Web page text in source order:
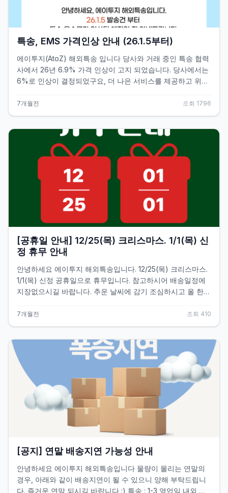
특송, EMS 가격인상 안내 (26.1.5부터)
에이투지(AtoZ) 해외특송 입니다 당사와 거래 중인 특송 협력
사에서 26년 6.9% 가격 인상이 고지 되었습니다. 당사에서는
6%로 인상이 결정되었구요, 더 나은 서비스를 제공하고 위해
적되어 부득이하게 할인 제공이 중단되며, 다른 지역의 할인도
총 요금의 10% &rarr; 우편요금의 10%로 변경됩니다 양해 부
- 특송 : 25년 대비 5-6% 인상 - EMS : 미주, 유럽, 호주, 뉴질
랜드 등 (총 요금의 10% &rarr; 우편요금의 10%) 아시아 (총
요금의 10% &rarr; 할인 없음) 단 무료픽업 서비스는 제공됨
ㆍ날짜 - 1/5(월) 발송분 부터 더 나은 서비스를 제공해드리기
위해 최선을 다하겠습니다. 즐거운 연말 보내세요.
7개월전 조회 1796
[공휴일 안내] 12/25(목) 크리스마스. 1/1(목) 신
정 휴무 안내
안녕하세요 에이투지 해외특송입니다. 12/25(목) 크리스마스.
1/1(목) 신정 공휴일으로 휴무입니다. 참고하시어 배송일정에
지장없으시길 바랍니다. 추운 날씨에 감기 조심하시고 올 한
7개월전 조회 410
[공지] 연말 배송지연 가능성 안내
안녕하세요 에이투지 해외특송입니다 물량이 몰리는 연말의
경우, 아래와 같이 배송지연이 될 수 있으니 양해 부탁드립니
다. 즐거운 연말 되시길 바랍니다 :) 특송 : 1-3 영업일 내외 택